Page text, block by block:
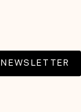
NEWSLETTER